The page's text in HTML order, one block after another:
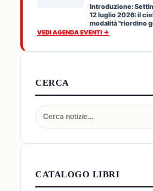
Introduzione:
12 luglio 2026: il
modalità "riordino
senza f…
VEDI AGENDA EVENTI →
CERCA
CATALOGO LIBRI